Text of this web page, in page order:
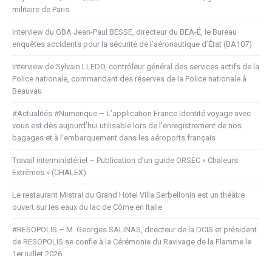
militaire de Paris
Interview du GBA Jean-Paul BESSE, directeur du BEA-É, le Bureau
enquêtes accidents pour la sécurité de l’aéronautique d’État (BA107)
Interview de Sylvain LLEDO, contrôleur général des services actifs de la
Police nationale, commandant des réserves de la Police nationale à
Beauvau
#Actualités #Numerique – L’application France Identité voyage avec
vous est dès aujourd’hui utilisable lors de l’enregistrement de nos
bagages et à l’embarquement dans les aéroports français
Travail interministériel – Publication d’un guide ORSEC « Chaleurs
Extrêmes » (CHALEX)
Le restaurant Mistral du Grand Hotel Villa Serbellonin est un théâtre
ouvert sur les eaux du lac de Côme en Italie
#RESOPOLIS – M. Georges SALINAS, directeur de la DCIS et président
de RESOPOLIS se confie à la Cérémonie du Ravivage de la Flamme le
1er juillet 2026